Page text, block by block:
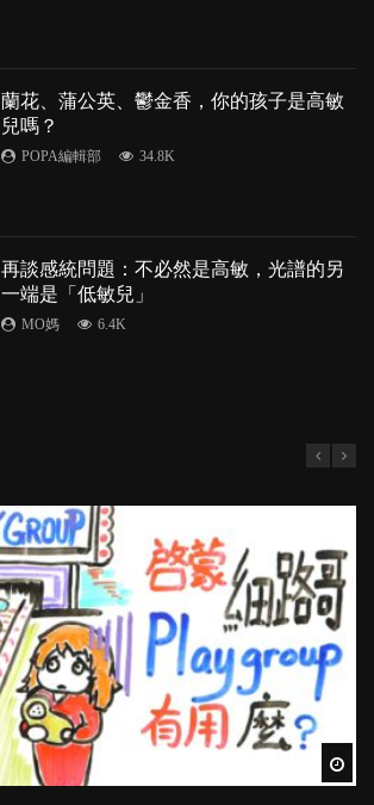
蘭花、蒲公英、鬱金香，你的孩子是高敏
兒嗎？
POPA編輯部 34.8K
再談感統問題：不必然是高敏，光譜的另
一端是「低敏兒」
MO媽 6.4K